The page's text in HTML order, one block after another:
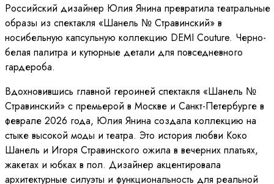
Российский дизайнер Юлия Янина превратила театральные
образы из спектакля «Шанель № Стравинский» в
носибельную капсульную коллекцию DEMI Couture. Черно-
белая палитра и кутюрные детали для повседневного
гардероба.
Вдохновившись главной героиней спектакля «Шанель №
Стравинский» с премьерой в Москве и Санкт-Петербурге в
феврале 2026 года, Юлия Янина создала коллекцию на
стыке высокой моды и театра. Это история любви Коко
Шанель и Игоря Стравинского ожила в вечерних платьях,
жакетах и юбках в пол. Дизайнер акцентировала
архитектурные силуэты и функциональность для реальной